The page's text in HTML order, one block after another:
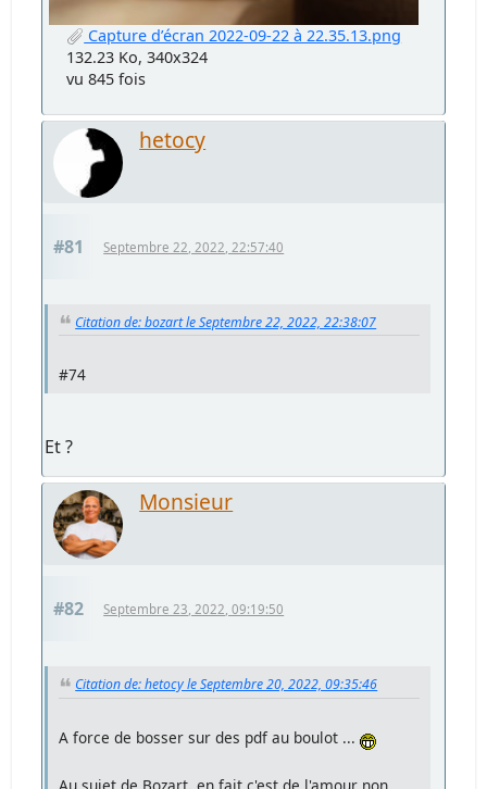
Capture d’écran 2022-09-22 à 22.35.13.png
132.23 Ko, 340x324
vu 845 fois
hetocy
#81 Septembre 22, 2022, 22:57:40
Citation de: bozart le Septembre 22, 2022, 22:38:07
#74
Et ?
Monsieur
#82 Septembre 23, 2022, 09:19:50
Citation de: hetocy le Septembre 20, 2022, 09:35:46
A force de bosser sur des pdf au boulot ...